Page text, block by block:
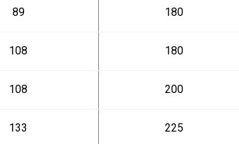
89 180
108 180
108 200
133 225